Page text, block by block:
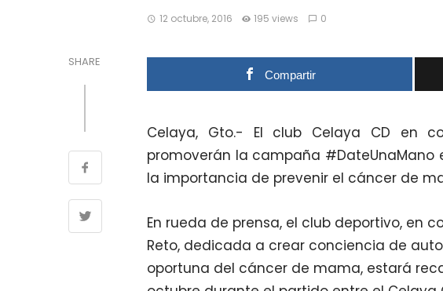
12 octubre, 2016 195 views 0
SHARE
Compartir
Celaya, Gto.- El club Celaya CD en
promoverán la campaña #DateUnaMano
la importancia de prevenir el cáncer de
En rueda de prensa, el club deportivo, en
Reto, dedicada a crear conciencia de
oportuna del cáncer de mama, estará